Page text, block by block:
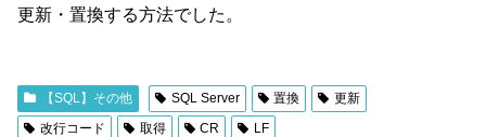
更新・置換する方法でした。
【SQL】その他 SQL Server 置換
更新
改行コード
取得 CR LF